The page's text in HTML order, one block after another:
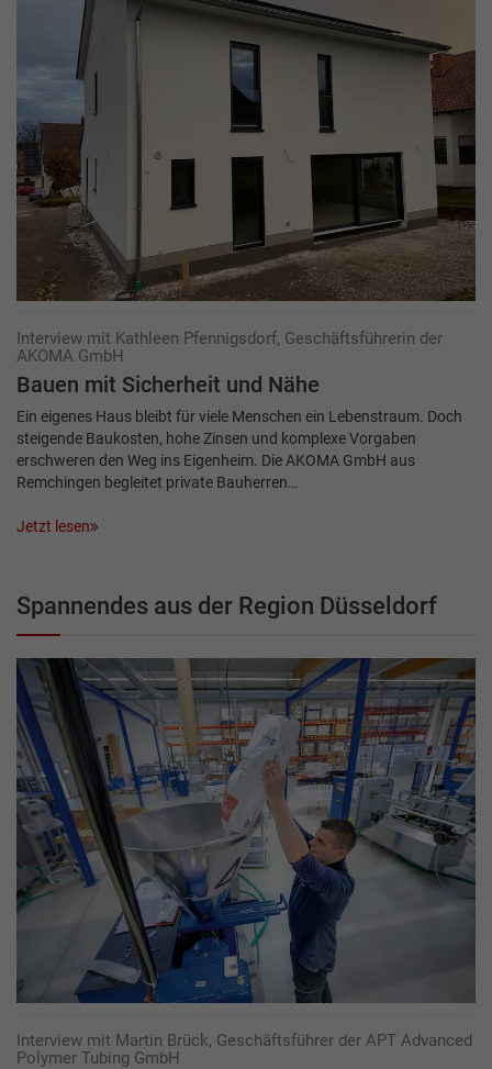
Interview mit Kathleen Pfennigsdorf, Geschäftsführerin der
AKOMA GmbH
Bauen mit Sicherheit und Nähe
Ein eigenes Haus bleibt für viele Menschen ein Lebenstraum. Doch
steigende Baukosten, hohe Zinsen und komplexe Vorgaben
erschweren den Weg ins Eigenheim. Die AKOMA GmbH aus
Remchingen begleitet private Bauherren…
Jetzt lesen
Spannendes aus der Region Düsseldorf
Interview mit Martin Brück, Geschäftsführer der APT Advanced
Polymer Tubing GmbH